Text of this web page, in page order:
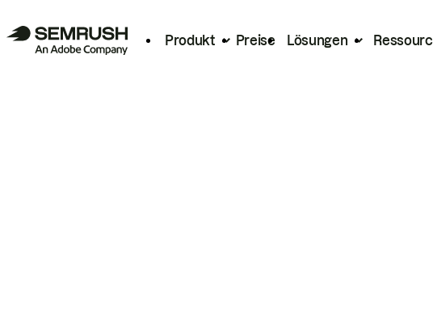
Produkt Preise Lösungen